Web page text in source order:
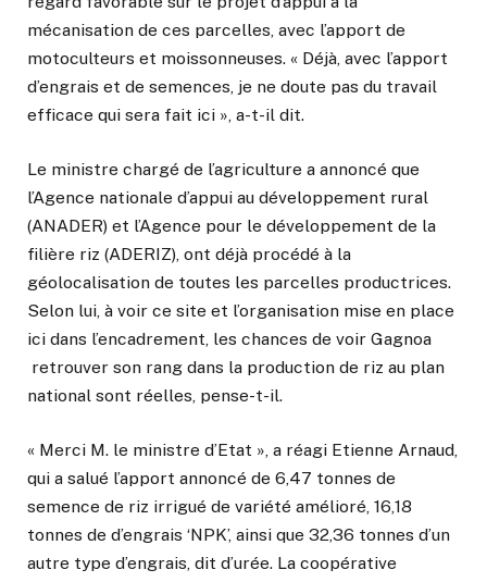
mécanisation de ces parcelles, avec l’apport de
motoculteurs et moissonneuses. « Déjà, avec l’apport
d’engrais et de semences, je ne doute pas du travail
efficace qui sera fait ici », a-t-il dit.
Le ministre chargé de l’agriculture a annoncé que
l’Agence nationale d’appui au développement rural
(ANADER) et l’Agence pour le développement de la
filière riz (ADERIZ), ont déjà procédé à la
géolocalisation de toutes les parcelles productrices.
Selon lui, à voir ce site et l’organisation mise en place
ici dans l’encadrement, les chances de voir Gagnoa
retrouver son rang dans la production de riz au plan
national sont réelles, pense-t-il.
« Merci M. le ministre d’Etat », a réagi Etienne Arnaud,
qui a salué l’apport annoncé de 6,47 tonnes de
semence de riz irrigué de variété amélioré, 16,18
tonnes de d’engrais ‘NPK’, ainsi que 32,36 tonnes d’un
autre type d’engrais, dit d’urée. La coopérative